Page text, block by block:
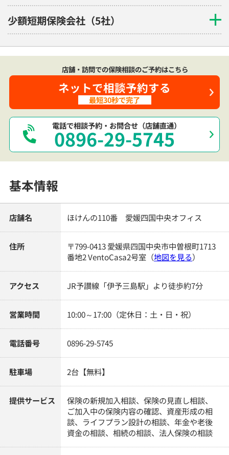
少額短期保険会社（5社）
電話で相談予約・お問合せ（店舗直通）
0896-29-5745
店舗・訪問での保険相談のご予約はこちら
ネットで相談予約する
最短30秒で完了
基本情報
店舗名 ほけんの110番 愛媛四国中央オフィス
住所
〒799-0413 愛媛県四国中央市中曽根町1713
番地2 VentoCasa2号室 （地図を見る）
アクセス JR予讃線「伊予三島駅」より徒歩約7分
営業時間 10:00～17:00（定休日：土・日・祝）
電話番号 0896-29-5745
駐車場 2台【無料】
提供サービス
保険の新規加入相談、保険の見直し相談、
ご加入中の保険内容の確認、資産形成の相
談、ライフプラン設計の相談、年金や老後
資金の相談、相続の相談、法人保険の相談